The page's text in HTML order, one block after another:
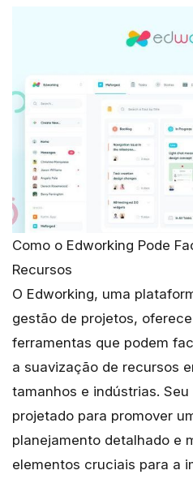
Como o Edworking Pode
Recursos
O Edworking, uma
gestão de projetos,
ferramentas que podem
a suavização de recursos
tamanhos e indústrias. Seu
projetado para promover
planejamento detalhado e
elementos cruciais para a